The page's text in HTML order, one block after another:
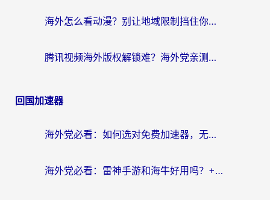
海外怎么看动漫？别让地域限制挡住你的追番快乐
腾讯视频海外版权解锁难？海外党亲测：选对回国加速器，追剧观影零障碍
回国加速器
海外党必看：如何选对免费加速器，无缝访问国内资源不踩坑？
海外党必看：雷神手游和海牛好用吗？+3款热门加速器实测对比，附番茄加速器无缝回国指南